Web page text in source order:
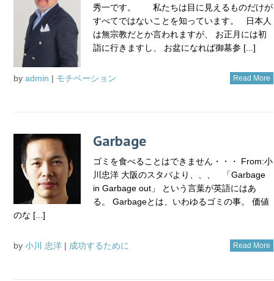
秀一です。 私たちは目に見えるものだけが
すべてではないことを知っています。 日本人
は無宗教だとか言われますが、 お正月には初
詣に行きますし、 お盆になれば御墓参 [...]
by admin | モチベーション Read More
Garbage
ゴミを食べることはできません・・・ From:小
川忠洋 大阪のスタバより、、、 「Garbage
in Garbage out」 という言葉が英語にはあ
る。 Garbageとは、いわゆるゴミの事。 価値
のな [...]
by 小川 忠洋 | 成功するために Read More